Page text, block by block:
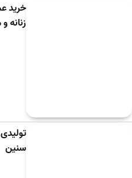
خرید
زنانه
سنین